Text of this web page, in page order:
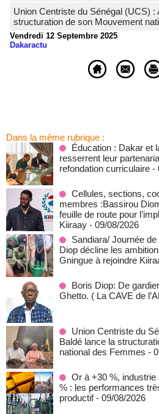
Union Centriste du Sénégal (UCS) :
structuration de son Mouvement
Vendredi 12 Septembre 2025
Dakaractu
Dans la même rubrique :
Éducation : Dakar et
resserrent leur
refondation curriculaire -
Cellules, sections,
membres :Bassirou
feuille de route pour
Kiiraay - 09/08/2026
Sandiara/ Journée
Diop décline les
Gningue à rejoindre
Boris Diop: De
Ghetto. ( La CAVE de
Union Centriste du
Baldé lance la
national des Femmes -
Or à +30 %,
% : les performances
productif - 09/08/2026